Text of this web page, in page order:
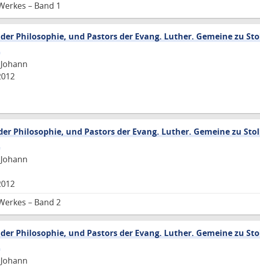
– Band 1
Philosophie, und Pastors der Evang. Luther. Gemeine zu
Philosophie, und Pastors der Evang. Luther. Gemeine zu
– Band 2
Philosophie, und Pastors der Evang. Luther. Gemeine zu